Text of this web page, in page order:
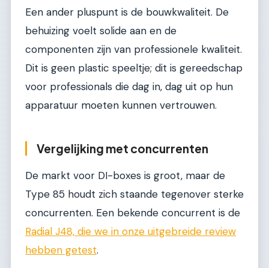
Een ander pluspunt is de bouwkwaliteit. De
behuizing voelt solide aan en de
componenten zijn van professionele kwaliteit.
Dit is geen plastic speeltje; dit is gereedschap
voor professionals die dag in, dag uit op hun
apparatuur moeten kunnen vertrouwen.
Vergelijking met concurrenten
De markt voor DI-boxes is groot, maar de
Type 85 houdt zich staande tegenover sterke
concurrenten. Een bekende concurrent is de
Radial J48, die we in onze uitgebreide review
hebben getest.